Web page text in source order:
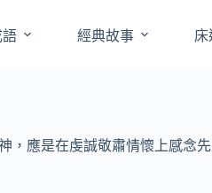
語 經典故事 床
，應是在虔誠敬肅情懷上感念